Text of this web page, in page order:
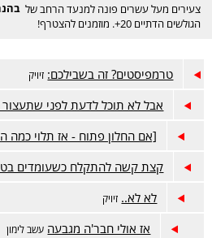
צעירים מעל עשרים פונה למנעד הרחב של
הגולשים הדתיים 20+. מוזמנים להצטרף!
טרמפיסטים? זה בשבילכם: זיויק
אבל לא תוכל לדעת לפני
[אם החלון פתוח - אז תלוי כמה
קצת קשה להתקלח כשעומדים
לא לא.. זיויק
אז אולי חבר'ה מגבעה עשב לימון